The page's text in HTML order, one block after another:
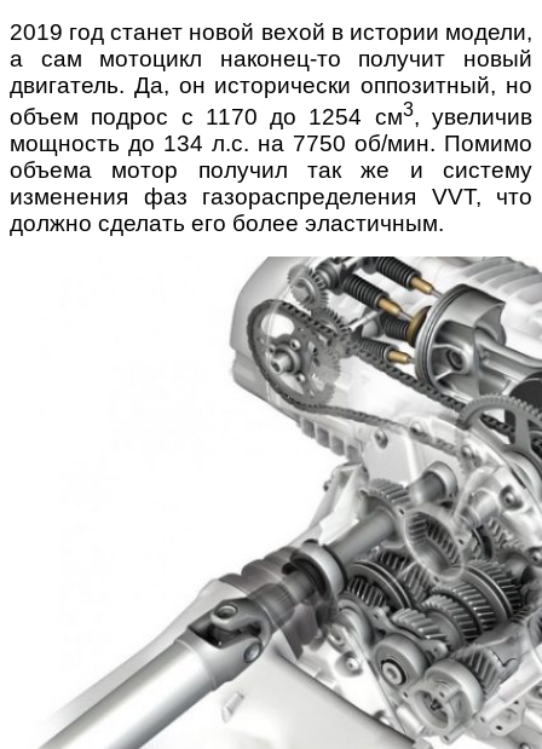
2019 год станет новой вехой в истории модели,
а сам мотоцикл наконец-то получит новый
двигатель. Да, он исторически оппозитный, но
объем подрос с 1170 до 1254 см3, увеличив
мощность до 134 л.с. на 7750 об/мин. Помимо
объема мотор получил так же и систему
изменения фаз газораспределения VVT, что
должно сделать его более эластичным.